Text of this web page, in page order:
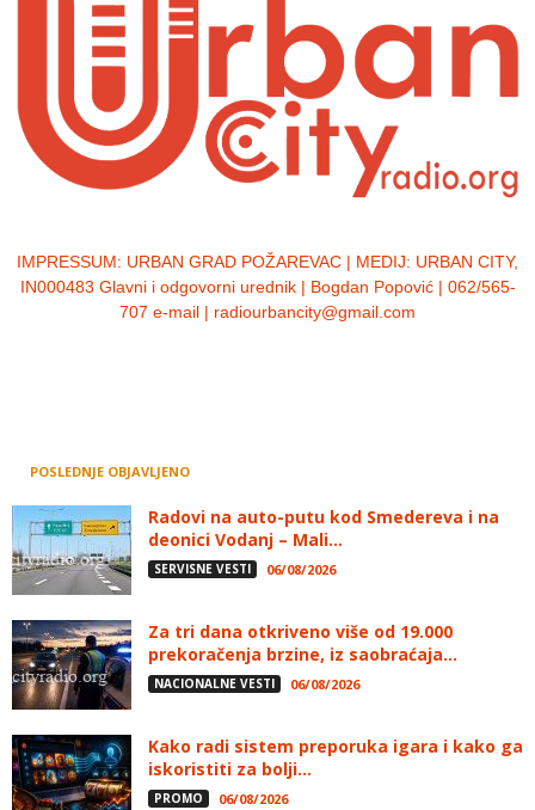
IMPRESSUM: URBAN GRAD POŽAREVAC | MEDIJ: URBAN CITY,
IN000483 Glavni i odgovorni urednik | Bogdan Popović | 062/565-
707 e-mail | radiourbancity@gmail.com
POSLEDNJE OBJAVLJENO
Radovi na auto-putu kod Smedereva i na
deonici Vodanj – Mali...
SERVISNE VESTI 06/08/2026
Za tri dana otkriveno više od 19.000
prekoračenja brzine, iz saobraćaja...
NACIONALNE VESTI 06/08/2026
Kako radi sistem preporuka igara i kako ga
iskoristiti za bolji...
PROMO 06/08/2026